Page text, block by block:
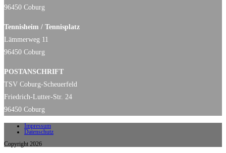
96450 Coburg
Tennisheim / Tennisplatz
Lämmerweg 11
96450 Coburg
POSTANSCHRIFT
TSV Coburg-Scheuerfeld
Friedrich-Lutter-Str. 24
96450 Coburg
Impressum
Datenschutz
Copyright 2026